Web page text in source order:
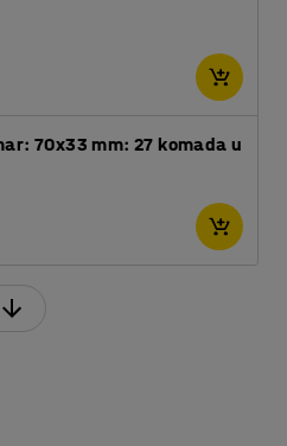
70x33 mm: 27 komada u